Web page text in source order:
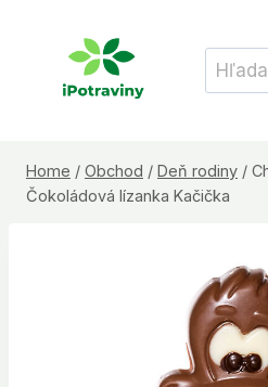
Hľadať:
Home / Obchod / Deň rodiny /
Čokoládová lízanka Kačička